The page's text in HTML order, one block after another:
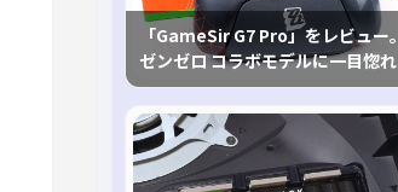
「GameSir G7 Pro」をレビュー。
ゼンゼロ コラボモデルに一目惚れ